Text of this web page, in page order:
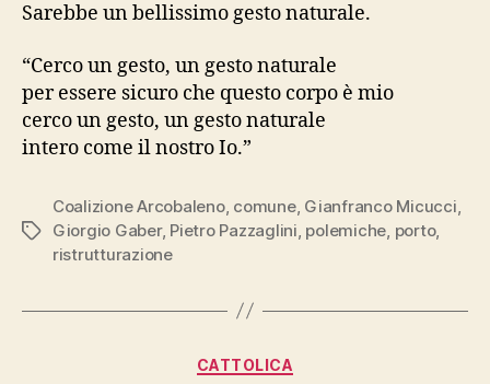
Sarebbe un bellissimo gesto naturale.
“Cerco un gesto, un gesto naturale
per essere sicuro che questo corpo è mio
cerco un gesto, un gesto naturale
intero come il nostro Io.”
Tag
Coalizione Arcobaleno, comune, Gianfranco Micucci
Giorgio Gaber, Pietro Pazzaglini polemiche porto,
ristrutturazione
Categorie
CATTOLICA